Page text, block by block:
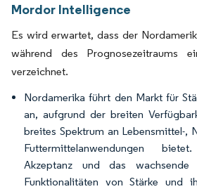
Mordor Intelligence
Es wird erwartet, dass der
während des Prognosezeitraums
verzeichnet.
Nordamerika führt den Markt für
an, aufgrund der breiten
breites Spektrum an Lebensmittel-,
Futtermittelanwendungen
Akzeptanz und das
Funktionalitäten von Stärke und